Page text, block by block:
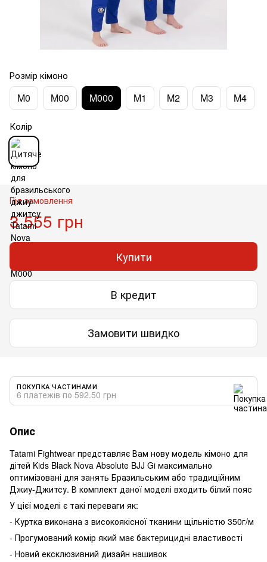
Розмір кімоно
M0 M00 M000 M1 M2 M3 M4
Колір
Під замовлення
3 555 грн
Купити
В кредит
Замовити швидко
ПОКУПКА ЧАСТИНАМИ
6 платежів по 592.50 грн
Опис
Tatami Fightwear представляє Вам нову модель кімоно для
дітей Kids Black Nova Absolute BJJ Gi максимально
оптимізовані для занять Бразильським або традиційним
Джиу-Джитсу. В комплект даної моделі входить білий пояс
У цієї моделі є такі переваги як:
- Куртка виконана з високоякісної тканини щільністю 350г/м
- Прогумований комір який має бактерицидні властивості
- Новий ексклюзивний дизайн нашивок